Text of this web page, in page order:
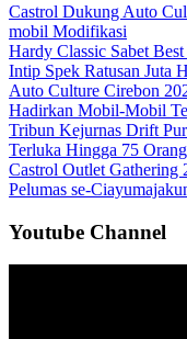
Castrol Dukung Auto
mobil Modifikasi
Hardy Classic Sabet
Intip Spek Ratusan Juta
Auto Culture Cirebon
Hadirkan Mobil-Mobil
Tribun Kejurnas Drift
Terluka Hingga 75 Orang
Castrol Outlet Gathering
Pelumas se-
Youtube Channel